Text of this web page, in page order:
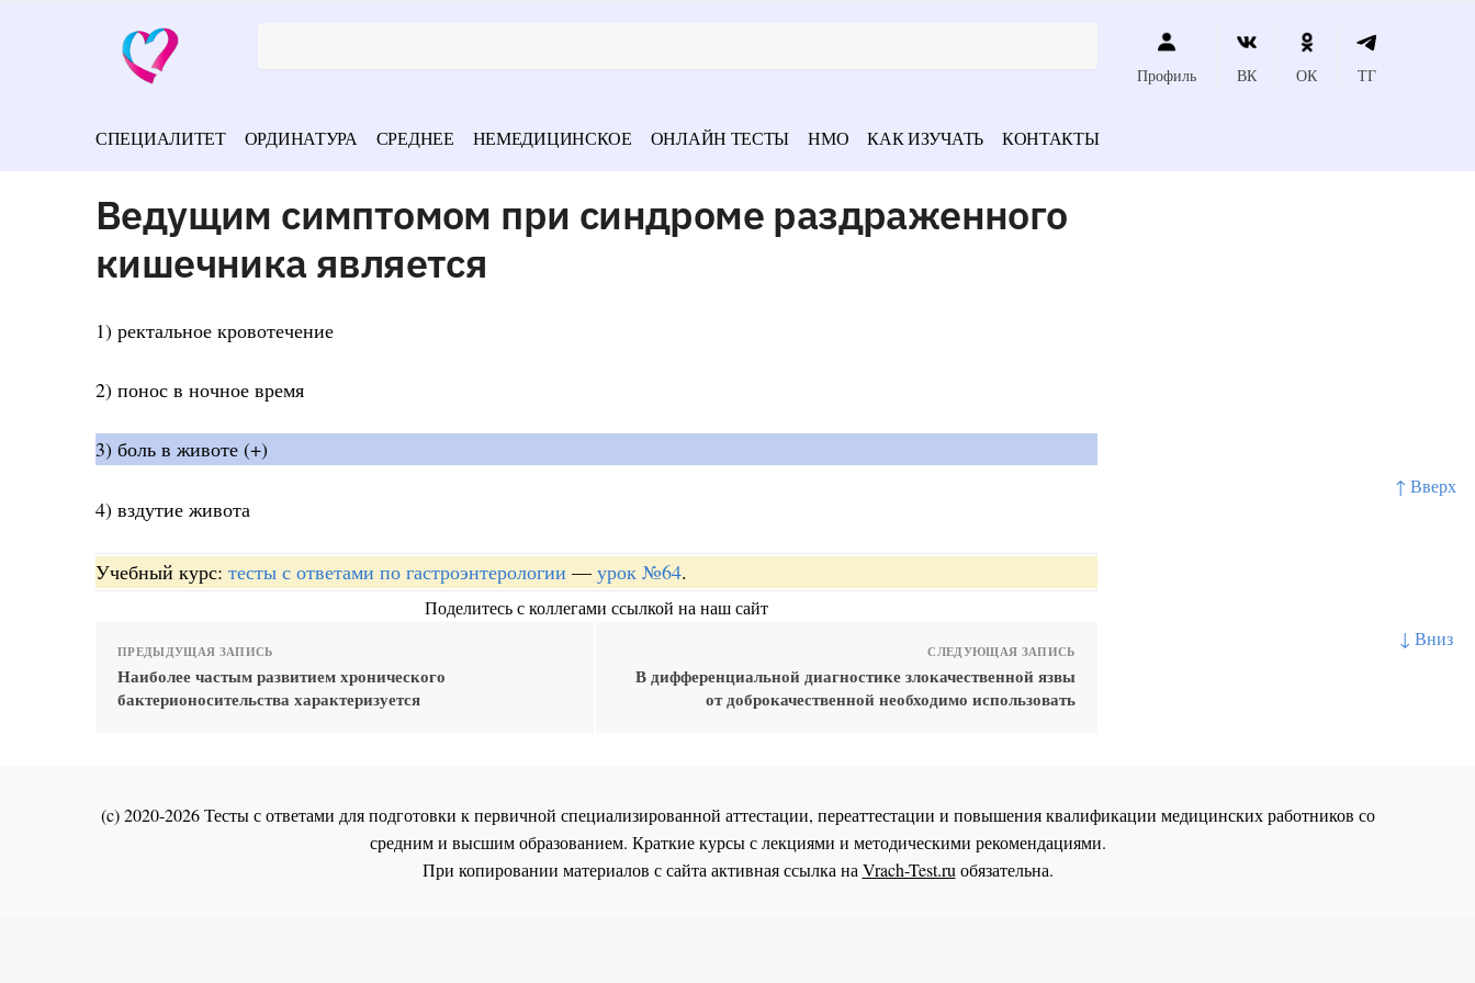
↑ Вверх
↓ Вниз
Профиль ВК ОК ТГ
СПЕЦИАЛИТЕТ ОРДИНАТУРА СРЕДНЕЕ НЕМЕДИЦИНСКОЕ ОНЛАЙН ТЕСТЫ НМО КАК ИЗУЧАТЬ КОНТАКТЫ
Ведущим симптомом при синдроме раздраженного
кишечника является
1) ректальное кровотечение
2) понос в ночное время
3) боль в животе (+)
4) вздутие живота
Учебный курс: тесты с ответами по гастроэнтерологии — урок №64.
Поделитесь с коллегами ссылкой на наш сайт
ПРЕДЫДУЩАЯ ЗАПИСЬ
Наиболее частым развитием хронического
бактерионосительства характеризуется
СЛЕДУЮЩАЯ ЗАПИСЬ
В дифференциальной диагностике злокачественной язвы
от доброкачественной необходимо использовать
(c) 2020-2026 Тесты с ответами для подготовки к первичной специализированной аттестации, переаттестации и повышения квалификации медицинских работников со
средним и высшим образованием. Краткие курсы с лекциями и методическими рекомендациями.
При копировании материалов с сайта активная ссылка наVrach-Test.ruобязательна.